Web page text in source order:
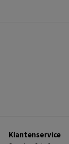
Klantenservice